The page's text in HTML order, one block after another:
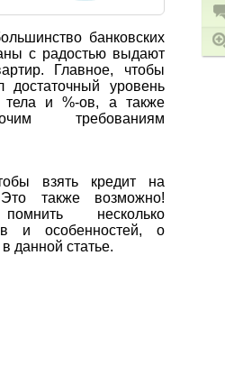
банковских
с радостью выдают
Главное, чтобы
достаточный уровень
тела и %-ов, а также
требованиям
взять кредит на
также возможно!
несколько
и особенностей, о
данной статье.